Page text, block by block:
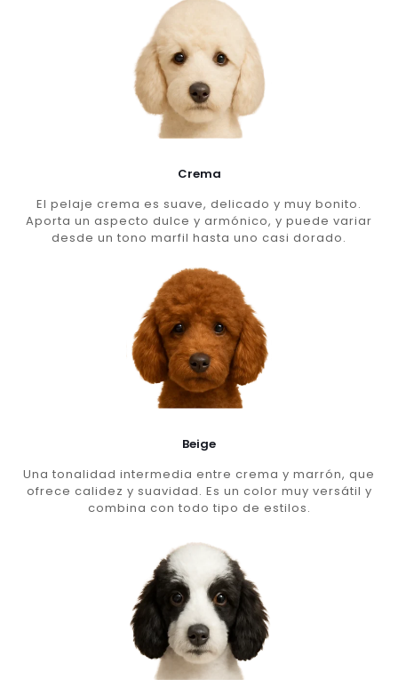
Crema
El pelaje crema es suave, delicado y muy bonito.
Aporta un aspecto dulce y armónico, y puede variar
desde un tono marfil hasta uno casi dorado.
Beige
Una tonalidad intermedia entre crema y marrón, que
ofrece calidez y suavidad. Es un color muy versátil y
combina con todo tipo de estilos.